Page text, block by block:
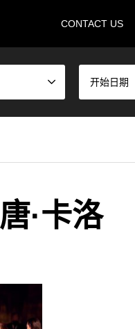
CONTACT US
开始日期
唐·卡洛